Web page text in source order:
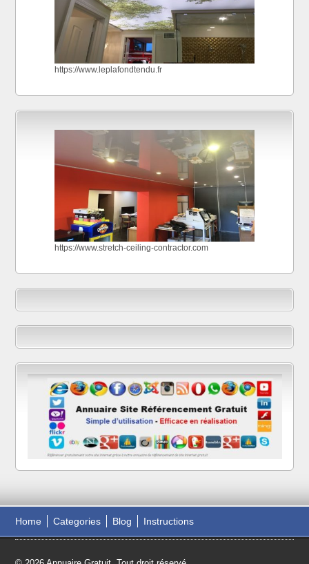
https://www.leplafondtendu.fr
https://www.stretch-ceiling-contractor.com
Home Categories Blog Instructions